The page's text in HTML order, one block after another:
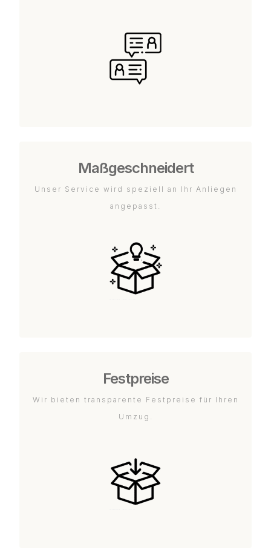
Maßgeschneidert
Unser Service wird speziell an Ihr Anliegen
angepasst.
Festpreise
Wir bieten transparente Festpreise für Ihren
Umzug.